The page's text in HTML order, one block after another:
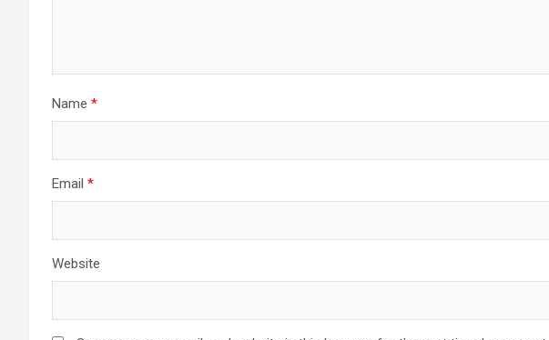
Name *
Email *
Website